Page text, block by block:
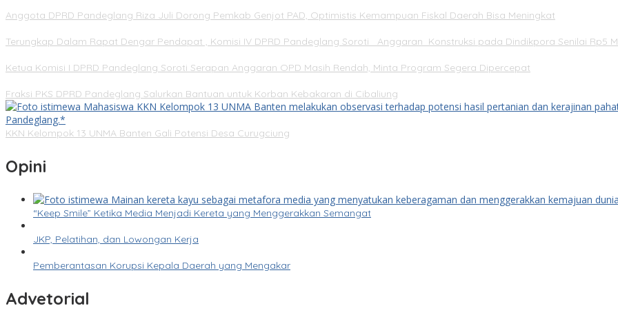
Anggota DPRD Pandeglang Riza Juli Dorong Pemkab Genjot PAD, Optimistis Kemampuan Fiskal Daerah Bisa Meningkat
Terungkap Dalam Rapat Dengar Pendapat , Komisi IV DPRD Pandeglang Soroti Anggaran Konstruksi pada Dindikpora Senilai Rp5
Ketua Komisi I DPRD Pandeglang Soroti Serapan Anggaran OPD Masih Rendah, Minta Program Segera Dipercepat
Fraksi PKS DPRD Pandeglang Salurkan Bantuan untuk Korban Kebakaran di Cibaliung
KKN Kelompok 13 UNMA Banten Gali Potensi Desa Curugciung
Opini
“Keep Smile” Ketika Media Menjadi Kereta yang Menggerakkan Semangat
JKP, Pelatihan, dan Lowongan Kerja
Pemberantasan Korupsi Kepala Daerah yang Mengakar
Advetorial